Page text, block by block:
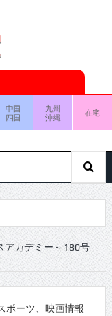
中国
四国
九州
沖縄
在宅
アカデミー～180号
ポーツ、映画情報